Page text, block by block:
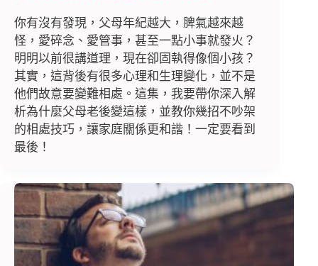
你有沒有發現，父母年紀越大，脾氣越來越
怪，愛碎念、愛管事，甚至一點小事就發火？
明明以前很講道理，現在卻固執得像個小孩？
其實，這背後有很多心理和生理變化，並不是
他們故意要變難相處。這集，我要帶你深入解
析為什麼父母老後變這樣，並教你幾招不吵架
的相處技巧，讓家庭關係更和諧！一定要看到
最後！